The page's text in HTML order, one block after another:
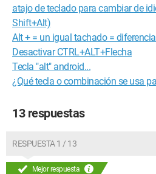
atajo de teclado para cambiar de
Shift+Alt)
Alt + = un igual tachado =
Desactivar CTRL+ALT+Flecha
Tecla "alt" android...
¿Qué tecla o combinación se usa
13 respuestas
RESPUESTA 1 / 13
Mejor respuesta